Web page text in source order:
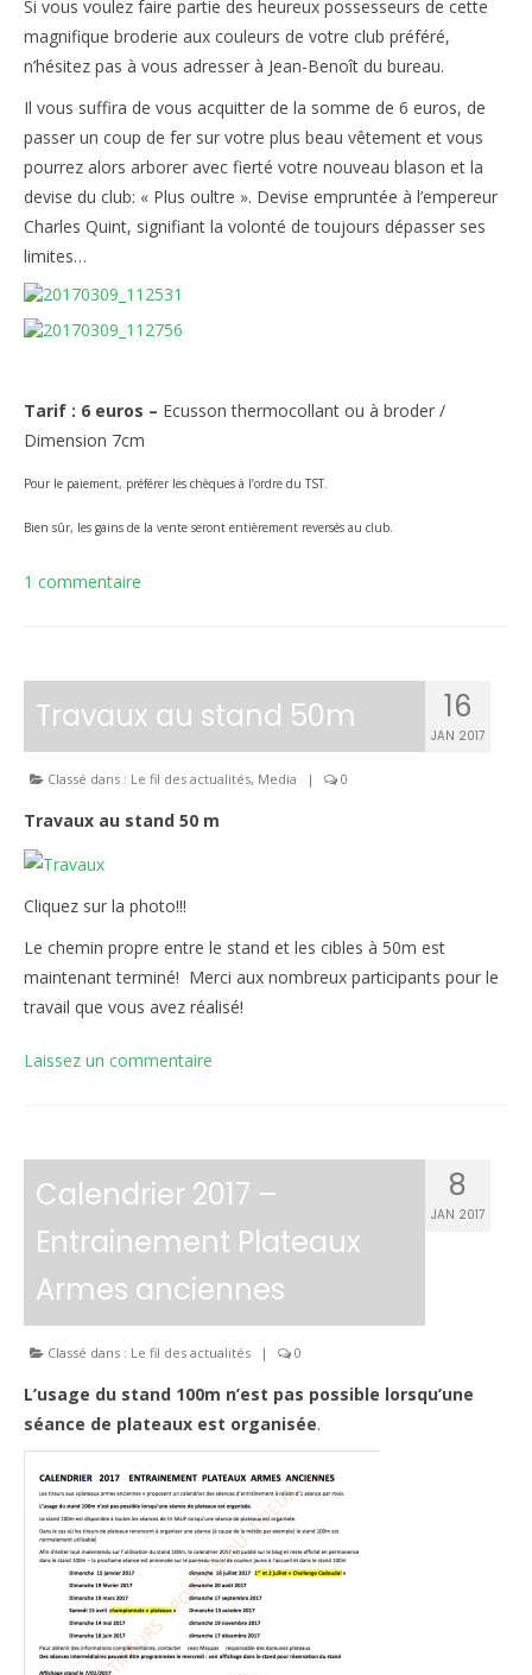
Si vous voulez faire partie des heureux possesseurs de cette
magnifique broderie aux couleurs de votre club préféré,
n’hésitez pas à vous adresser à Jean-Benoît du bureau.
Il vous suffira de vous acquitter de la somme de 6 euros, de
passer un coup de fer sur votre plus beau vêtement et vous
pourrez alors arborer avec fierté votre nouveau blason et la
devise du club: « Plus oultre ». Devise empruntée à l’empereur
Charles Quint, signifiant la volonté de toujours dépasser ses
limites…
Tarif : 6 euros – Ecusson thermocollant ou à broder /
Dimension 7cm
Pour le paiement, préférer les chèques à l’ordre du TST.
Bien sûr, les gains de la vente seront entièrement reversés au club.
1 commentaire
16
JAN 2017
Travaux au stand 50m
Classé dans : Le fil des actualités, Media | 0
Travaux au stand 50 m
Cliquez sur la photo!!!
Le chemin propre entre le stand et les cibles à 50m est
maintenant terminé! Merci aux nombreux participants pour le
travail que vous avez réalisé!
Laissez un commentaire
8
JAN 2017
Calendrier 2017 –
Entrainement Plateaux
Armes anciennes
Classé dans : Le fil des actualités | 0
L’usage du stand 100m n’est pas possible lorsqu’une
séance de plateaux est organisée.